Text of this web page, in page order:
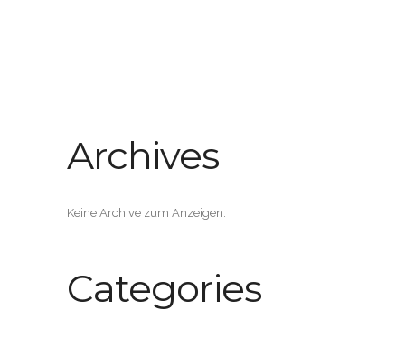
Archives
Keine Archive zum Anzeigen.
Categories